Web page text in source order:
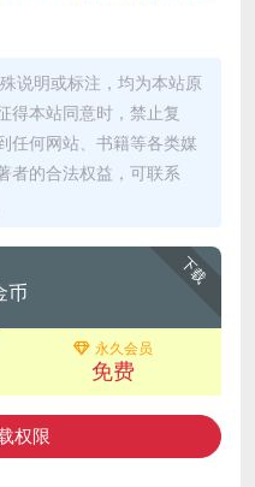
说明或标注，均为本站原
得本站同意时，禁止复
任何网站、书籍等各类媒
者的合法权益，可联系
下载
币
永久会员
免费
权限